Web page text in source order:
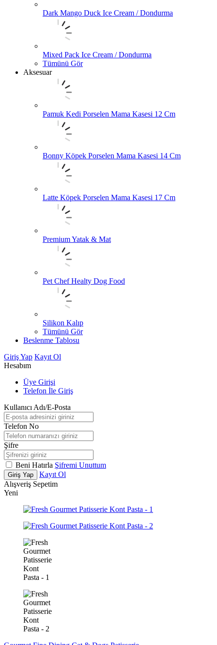
Dark Mango Duck Ice Cream / Dondurma
Mixed Pack Ice Cream / Dondurma
Tümünü Gör
Aksesuar
Pamuk Kedi Porselen Mama Kasesi 12 Cm
Bonny Köpek Porselen Mama Kasesi 14 Cm
Latte Köpek Porselen Mama Kasesi 17 Cm
Premium Yatak & Mat
Pet Chef Healty Dog Food
Silikon Kalıp
Tümünü Gör
Beslenme Tablosu
Giriş Yap Kayıt Ol
Hesabım
Üye Girişi
Telefon İle Giriş
Kullanıcı Adı/E-Posta
Telefon No
Şifre
Beni Hatırla Şifremi Unuttum
Giriş Yap
Kayıt Ol
Alışveriş Sepetim
Yeni